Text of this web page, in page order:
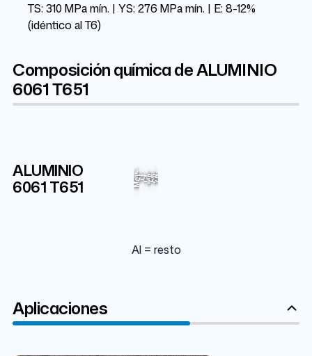
TS: 310 MPa mín. | YS: 276 MPa mín. | E: 8-12%
(idéntico al T6)
Composición química de ALUMINIO
6061 T651
ALUMINIO
6061 T651 Mg
1%
Si
Ti
Cr
Mn
Fe
Cu
Zn
Al = resto
Aplicaciones